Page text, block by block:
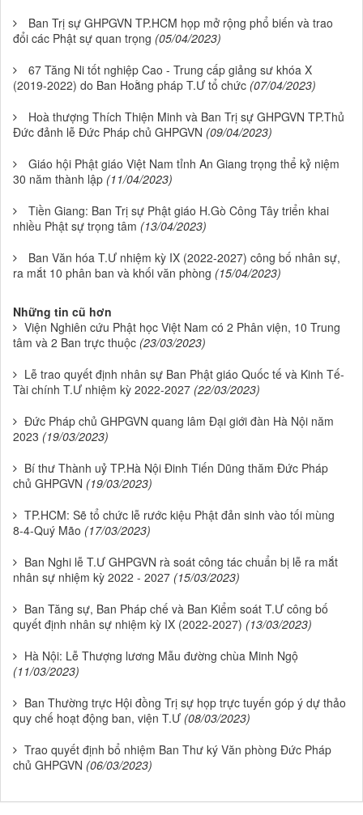
Ban Trị sự GHPGVN TP.HCM họp mở rộng phổ biến và trao
đổi các Phật sự quan trọng (05/04/2023)
67 Tăng Ni tốt nghiệp Cao - Trung cấp giảng sư khóa X
(2019-2022) do Ban Hoằng pháp T.Ư tổ chức (07/04/2023)
Hoà thượng Thích Thiện Minh và Ban Trị sự GHPGVN TP.Thủ
Đức đảnh lễ Đức Pháp chủ GHPGVN (09/04/2023)
Giáo hội Phật giáo Việt Nam tỉnh An Giang trọng thể kỷ niệm
30 năm thành lập (11/04/2023)
Tiền Giang: Ban Trị sự Phật giáo H.Gò Công Tây triển khai
nhiều Phật sự trọng tâm (13/04/2023)
Ban Văn hóa T.Ư nhiệm kỳ IX (2022-2027) công bố nhân sự,
ra mắt 10 phân ban và khối văn phòng (15/04/2023)
Những tin cũ hơn
Viện Nghiên cứu Phật học Việt Nam có 2 Phân viện, 10 Trung
tâm và 2 Ban trực thuộc (23/03/2023)
Lễ trao quyết định nhân sự Ban Phật giáo Quốc tế và Kinh Tế-
Tài chính T.Ư nhiệm kỳ 2022-2027 (22/03/2023)
Đức Pháp chủ GHPGVN quang lâm Đại giới đàn Hà Nội năm
2023 (19/03/2023)
Bí thư Thành uỷ TP.Hà Nội Đinh Tiến Dũng thăm Đức Pháp
chủ GHPGVN (19/03/2023)
TP.HCM: Sẽ tổ chức lễ rước kiệu Phật đản sinh vào tối mùng
8-4-Quý Mão (17/03/2023)
Ban Nghi lễ T.Ư GHPGVN rà soát công tác chuẩn bị lễ ra mắt
nhân sự nhiệm kỳ 2022 - 2027 (15/03/2023)
Ban Tăng sự, Ban Pháp chế và Ban Kiểm soát T.Ư công bố
quyết định nhân sự nhiệm kỳ IX (2022-2027) (13/03/2023)
Hà Nội: Lễ Thượng lương Mẫu đường chùa Minh Ngộ
(11/03/2023)
Ban Thường trực Hội đồng Trị sự họp trực tuyến góp ý dự thảo
quy chế hoạt động ban, viện T.Ư (08/03/2023)
Trao quyết định bổ nhiệm Ban Thư ký Văn phòng Đức Pháp
chủ GHPGVN (06/03/2023)